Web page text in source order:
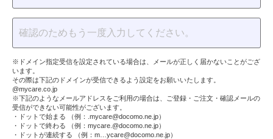
※ドメイン指定受信を設定されている場合は、メールが正しく届かないことがござ
います。
その際は下記のドメインが受信できるよう設定をお願いいたします。
@mycare.co.jp
※下記のようなメールアドレスをご利用の場合は、ご登録・ご注文・確認メールの
受信ができない可能性がございます。
・ドットで始まる （例：.mycare@docomo.ne.jp）
・ドットで終わる （例：mycare.@docomo.ne.jp）
・ドットが連続する （例：m…ycare@docomo.ne.jp）